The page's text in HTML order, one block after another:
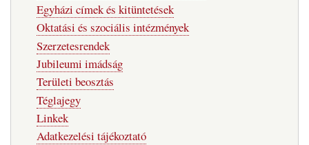
Egyházi címek és kitüntetések
Oktatási és szociális intézmények
Szerzetesrendek
Jubileumi imádság
Területi beosztás
Téglajegy
Linkek
Adatkezelési tájékoztató